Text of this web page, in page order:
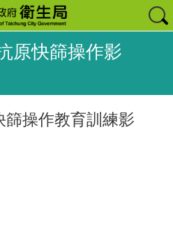
原快篩操作影
操作教育訓練影